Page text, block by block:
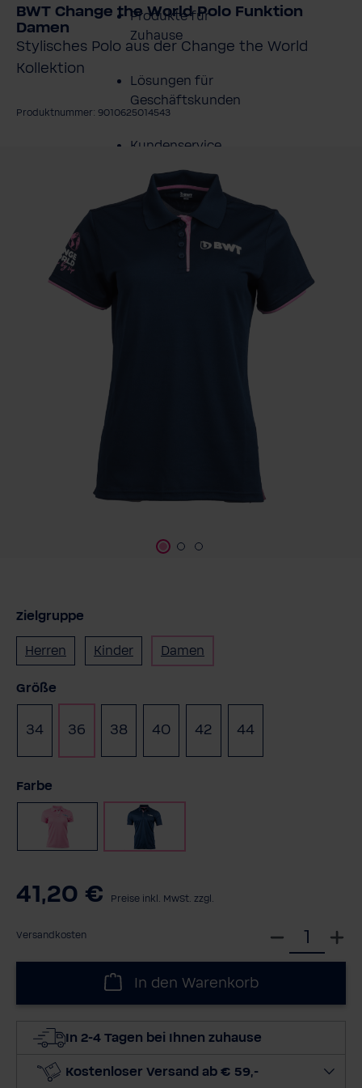
Produkte für
Zuhause
Lösungen für
Geschäftskunden
Kundenservice
Über BWT
BWT im Sport
BWT Change the World Polo Funktion
Damen
Stylisches Polo aus der Change the World
Kollektion
Produktnummer: 9010625014543
Zielgruppe
Herren Kinder Damen
Größe
34 36 38 40 42 44(Diese Option
Farbe
41,20 € Preise inkl. MwSt. zzgl.
Versandkosten
W
e
e
In den Warenkorb
In 2-4 Tagen bei Ihnen zuhause
Kostenloser Versand ab € 59,-